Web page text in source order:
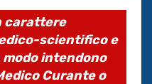
carattere
scientifico e
intendono
Curante o